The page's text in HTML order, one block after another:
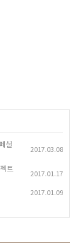
셜
2017.03.08
트
2017.01.17
2017.01.09